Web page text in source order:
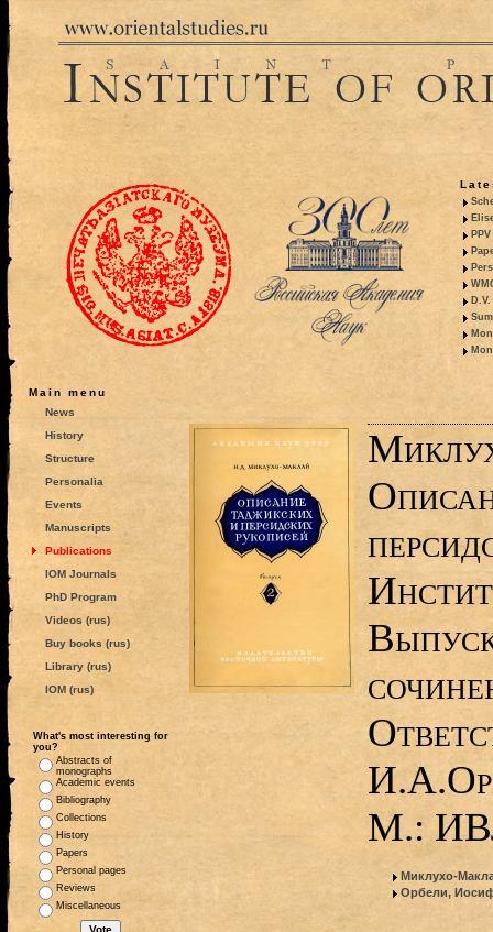
Main menu
News
History
Structure
Personalia
Events
Manuscripts
Publications
IOM Journals
PhD Program
Videos (rus)
Buy books (rus)
Library (rus)
IOM (rus)
What's most interesting for
you?
Abstracts of
monographs
Academic events
Bibliography
Collections
History
Papers
Personal pages
Reviews
Miscellaneous
М.:
Миклухо-
Орбели,